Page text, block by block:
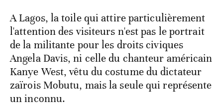
A Lagos, la toile qui attire particulièrement
l'attention des visiteurs n'est pas le portrait
de la militante pour les droits civiques
Angela Davis, ni celle du chanteur américain
Kanye West, vêtu du costume du dictateur
zaïrois Mobutu, mais la seule qui représente
un inconnu.